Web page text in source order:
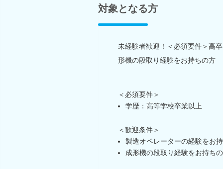
対象となる方
未経験者歓迎！＜必須要件＞高
形機の段取り経験をお持ちの方
＜必須要件＞
学歴：高等学校卒業以上
＜歓迎条件＞
製造オペレーターの経験をお
成形機の段取り経験をお持ち